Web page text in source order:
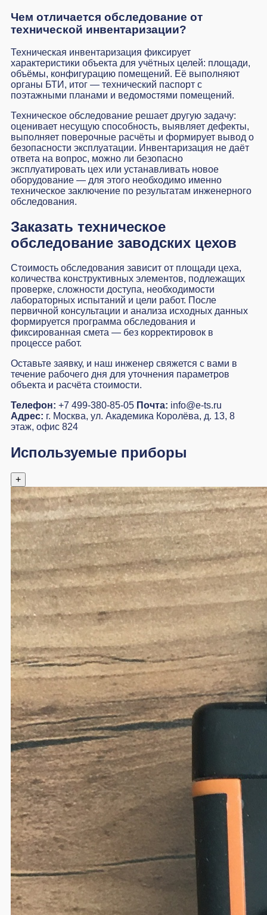
Чем отличается обследование от
технической инвентаризации?
Техническая инвентаризация фиксирует
характеристики объекта для учётных целей: площади,
объёмы, конфигурацию помещений. Её выполняют
органы БТИ, итог — технический паспорт с
поэтажными планами и ведомостями помещений.
Техническое обследование решает другую задачу:
оценивает несущую способность, выявляет дефекты,
выполняет поверочные расчёты и формирует вывод о
безопасности эксплуатации. Инвентаризация не даёт
ответа на вопрос, можно ли безопасно
эксплуатировать цех или устанавливать новое
оборудование — для этого необходимо именно
техническое заключение по результатам инженерного
обследования.
Заказать техническое
обследование заводских цехов
Стоимость обследования зависит от площади цеха,
количества конструктивных элементов, подлежащих
проверке, сложности доступа, необходимости
лабораторных испытаний и цели работ. После
первичной консультации и анализа исходных данных
формируется программа обследования и
фиксированная смета — без корректировок в
процессе работ.
Оставьте заявку, и наш инженер свяжется с вами в
течение рабочего дня для уточнения параметров
объекта и расчёта стоимости.
Телефон: +7 499-380-85-05 Почта: info@e-ts.ru
Адрес: г. Москва, ул. Академика Королёва, д. 13, 8
этаж, офис 824
Используемые приборы
+